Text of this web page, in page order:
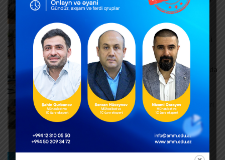
artıb
Müntəzəm və daimi xidmətlərin rəsmiləşdirilməsi
AUGUST 7, 2026
Məşğulluq Strategiyası 2026–2030: Əmək bazarında
yeni hədəflər
AUGUST 6, 2026
ƏDV ödəyicilərinə mühüm yenilik – Bəyannamələri
vergi orqanı özü dolduracaq
AUGUST 6, 2026